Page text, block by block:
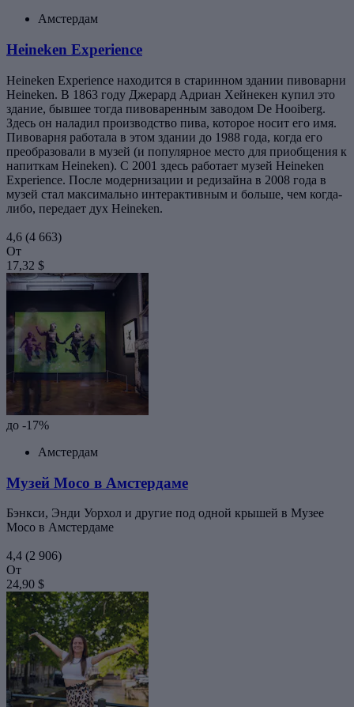
Амстердам
Heineken Experience
Heineken Experience находится в старинном здании пивоварни
Heineken. В 1863 году Джерард Адриан Хейнекен купил это
здание, бывшее тогда пивоваренным заводом De Hooiberg.
Здесь он наладил производство пива, которое носит его имя.
Пивоварня работала в этом здании до 1988 года, когда его
преобразовали в музей (и популярное место для приобщения к
напиткам Heineken). С 2001 здесь работает музей Heineken
Experience. После модернизации и редизайна в 2008 года в
музей стал максимально интерактивным и больше, чем когда-
либо, передает дух Heineken.
4,6 (4 663)
От
17,32 $
до -17%
Амстердам
Музей Moco в Амстердаме
Бэнкси, Энди Уорхол и другие под одной крышей в Музее
Moco в Амстердаме
4,4 (2 906)
От
24,90 $